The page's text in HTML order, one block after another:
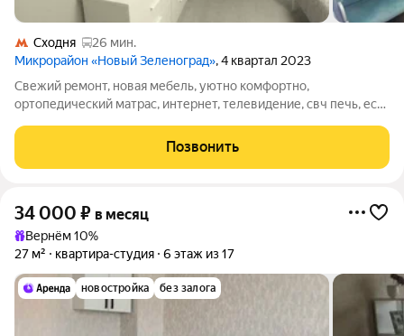
Сходня
26 мин.
Микрорайон «Новый Зеленоград», 4 квартал 2023
Свежий ремонт, новая мебель, уютно комфортно,
ортопедический матрас, интернет, телевидение, свч печь, есть
белья, холодильник. Большой шкаф в прихожей, тумба под
телевизором так же подойдет
Позвонить
34 000 ₽ в месяц
Вернём 10%
27 м²
квартира-студия 6 этаж из 17
новостройка без залога